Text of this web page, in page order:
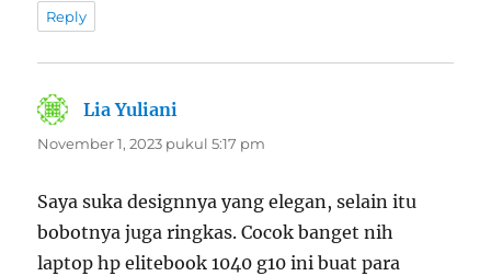
Reply
Lia Yuliani
November 1, 2023 pukul 5:17 pm
Saya suka designnya yang elegan, selain itu
bobotnya juga ringkas. Cocok banget nih
laptop hp elitebook 1040 g10 ini buat para